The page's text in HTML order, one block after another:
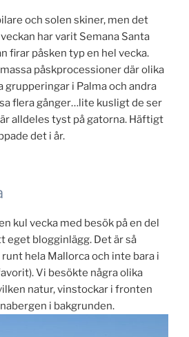
och solen skiner, men det
har varit Semana Santa
firar påsken typ en hel vecka.
påskprocessioner där olika
grupperingar i Palma och andra
flera gånger…lite kusligt de ser
alldeles tyst på gatorna. Häftigt
det i år.
kul vecka med besök på en del
eget blogginlägg. Det är så
hela Mallorca och inte bara i
Vi besökte några olika
natur, vinstockar i fronten
i bakgrunden.